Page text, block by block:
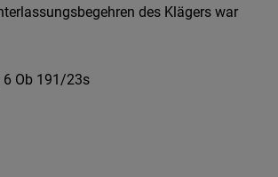
des Klägers war
6 Ob 191/23s